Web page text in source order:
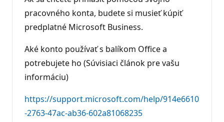
pracovného konta, budete si musieť kúpiť
predplatné Microsoft Business.
Aké konto používať s balíkom Office a
potrebujete ho (Súvisiaci článok pre vašu
informáciu)
https://support.microsoft.com/help/914e6610
-2763-47ac-ab36-602a81068235